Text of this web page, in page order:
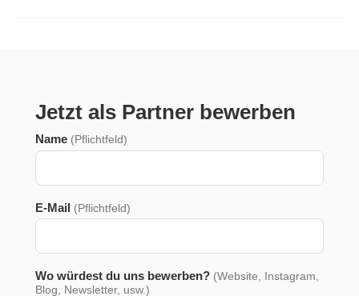
Jetzt als Partner bewerben
Name (Pflichtfeld)
E-Mail (Pflichtfeld)
Wo würdest du uns bewerben? (Website, Instagram,
Blog, Newsletter, usw.)